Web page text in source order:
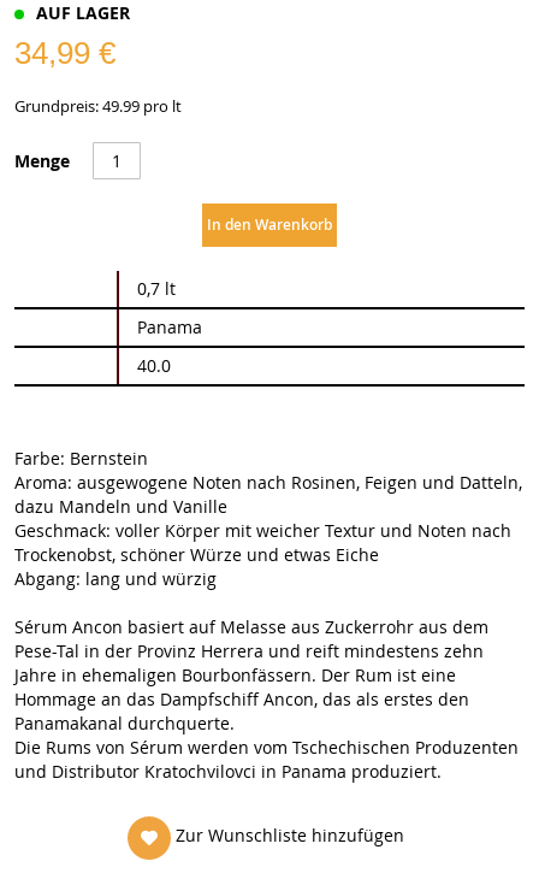
AUF LAGER
34,99 €
Grundpreis: 49.99 pro lt
Menge
In den Warenkorb
Informationen
0,7 lt
Panama
40.0
Farbe: Bernstein
Aroma: ausgewogene Noten nach Rosinen, Feigen und Datteln,
dazu Mandeln und Vanille
Geschmack: voller Körper mit weicher Textur und Noten nach
Trockenobst, schöner Würze und etwas Eiche
Abgang: lang und würzig
Sérum Ancon basiert auf Melasse aus Zuckerrohr aus dem
Pese-Tal in der Provinz Herrera und reift mindestens zehn
Jahre in ehemaligen Bourbonfässern. Der Rum ist eine
Hommage an das Dampfschiff Ancon, das als erstes den
Panamakanal durchquerte.
Die Rums von Sérum werden vom Tschechischen Produzenten
und Distributor Kratochvilovci in Panama produziert.
Zur Wunschliste hinzufügen